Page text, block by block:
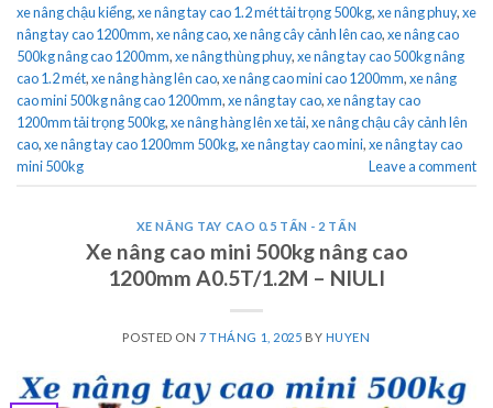
xe nâng chậu kiểng,xe nâng tay cao 1.2 mét tải trọng 500kg,xe nâng phuy,xe
nâng tay cao 1200mm,xe nâng cao,xe nâng cây cảnh lên cao,xe nâng cao
500kg nâng cao 1200mm,xe nâng thùng phuy,xe nâng tay cao 500kg nâng
cao 1.2 mét,xe nâng hàng lên cao,xe nâng cao mini cao 1200mm,xe nâng
cao mini 500kg nâng cao 1200mm,xe nâng tay cao,xe nâng tay cao
1200mm tải trọng 500kg,xe nâng hàng lên xe tải,xe nâng chậu cây cảnh lên
cao,xe nâng tay cao 1200mm 500kg,xe nâng tay cao mini,xe nâng tay cao
mini 500kg
Leave a comment
XE NÂNG TAY CAO 0.5 TẤN - 2 TẤN
Xe nâng cao mini 500kg nâng cao
1200mm A0.5T/1.2M – NIULI
POSTED ON7 THÁNG 1, 2025 BY HUYEN